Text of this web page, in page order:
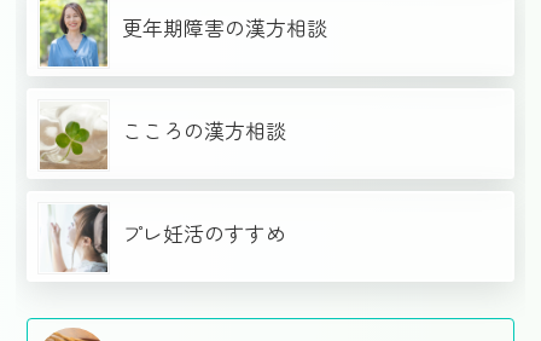
更年期障害の漢方相談
こころの漢方相談
プレ妊活のすすめ